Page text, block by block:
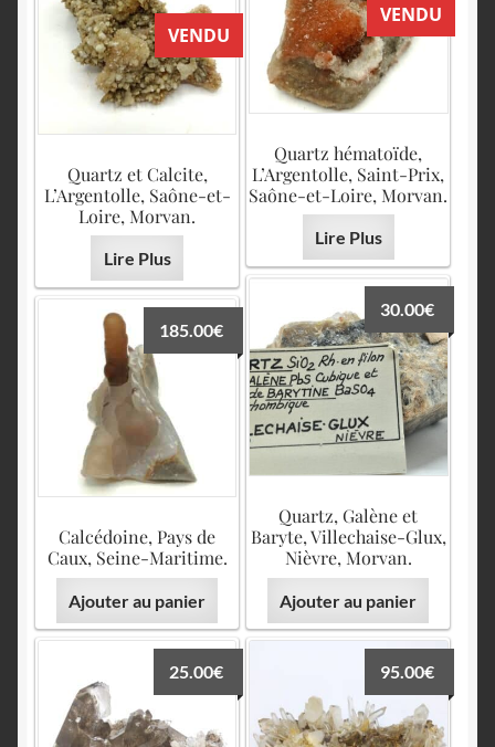
VENDU
Quartz hématoïde,
L’Argentolle, Saint-Prix,
Saône-et-Loire, Morvan.
Lire Plus
VENDU
Quartz et Calcite,
L’Argentolle, Saône-et-
Loire, Morvan.
Lire Plus
Quartz, Galène et
Baryte, Villechaise-Glux,
Nièvre, Morvan.
30.00€
Ajouter au panier
Calcédoine, Pays de
Caux, Seine-Maritime.
185.00€
Ajouter au panier
25.00€ 95.00€